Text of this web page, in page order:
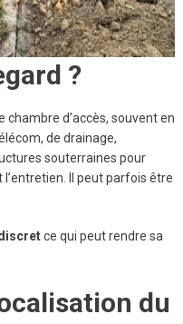
?
chambre d’accès, souvent en
de drainage,
souterraines pour
Il peut parfois être
ce qui peut rendre sa
du